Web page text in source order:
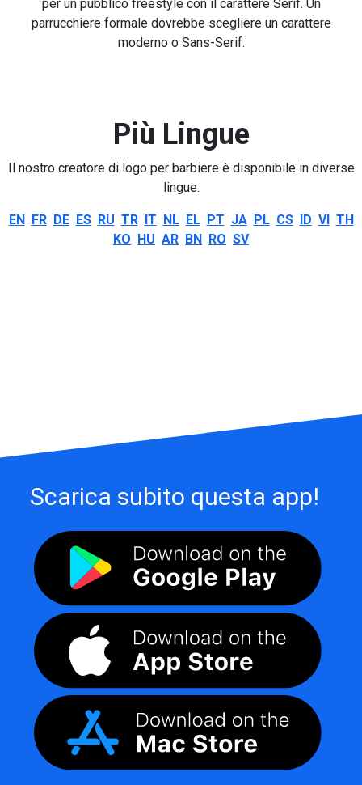
per un pubblico freestyle con il carattere Serif. Un
parrucchiere formale dovrebbe scegliere un carattere
moderno o Sans-Serif.
Più Lingue
Il nostro creatore di logo per barbiere è disponibile in diverse
lingue:
EN FR DE ES RU TR IT NL EL PT JA PL CS ID VI TH
KO HU AR BN RO SV
Scarica subito questa app!